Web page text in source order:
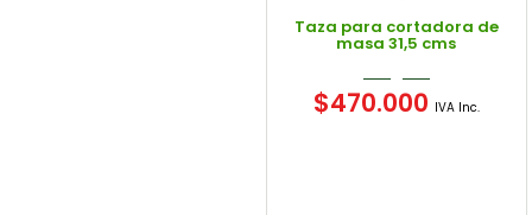
Taza para cortadora de
masa 31,5 cms
$470.000 IVA Inc.